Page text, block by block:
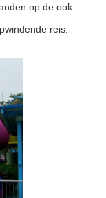
op de ook
reis.